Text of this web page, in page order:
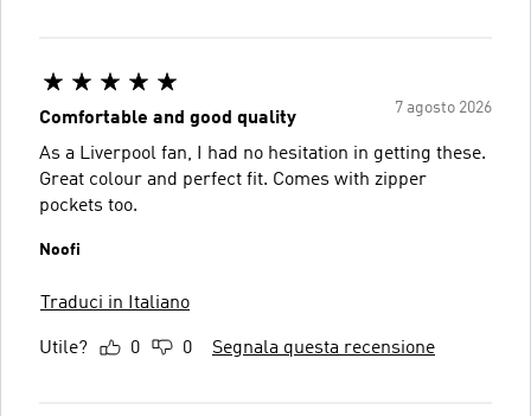
7 agosto 2026
Comfortable and good quality
As a Liverpool fan, I had no hesitation in getting these.
Great colour and perfect fit. Comes with zipper
pockets too.
Noofi
Traduci in Italiano
Utile? 0 0 Segnala questa recensione